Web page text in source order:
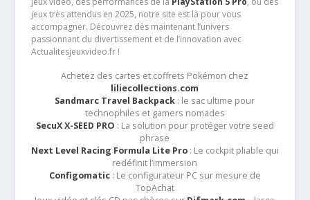
jeux très attendus en 2025, notre site est là pour vous
accompagner. Découvrez dès maintenant l’univers
passionnant du divertissement et de l’innovation avec
Actualitesjeuxvideo.fr !
Achetez des cartes et coffrets Pokémon chez
liliecollections.com
Sandmarc Travel Backpack : le sac ultime pour
technophiles et gamers nomades
SecuX X-SEED PRO : La solution pour protéger votre seed
phrase
Next Level Racing Formula Lite Pro: Le cockpit pliable qui
redéfinit l’immersion
Configomatic: Le configurateur PC sur mesure de
TopAchat